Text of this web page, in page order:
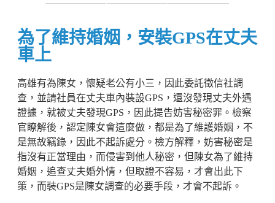
為了維持婚姻，安裝GPS在丈夫
車上
高雄有為陳女，懷疑老公有小三，因此委託徵信社調
查，並請社員在丈夫車內裝設GPS，還沒發現丈夫外遇
證據，就被丈夫發現GPS，因此提告妨害秘密罪。檢察
官瞭解後，認定陳女會這麼做，都是為了維護婚姻，不
是無故竊錄，因此不起訴處分。檢方解釋，妨害秘密是
指沒有正當理由，而侵害到他人秘密，但陳女為了維持
婚姻，追查丈夫婚外情，但取證不容易，才會出此下
策，而裝GPS是陳女調查的必要手段，才會不起訴。